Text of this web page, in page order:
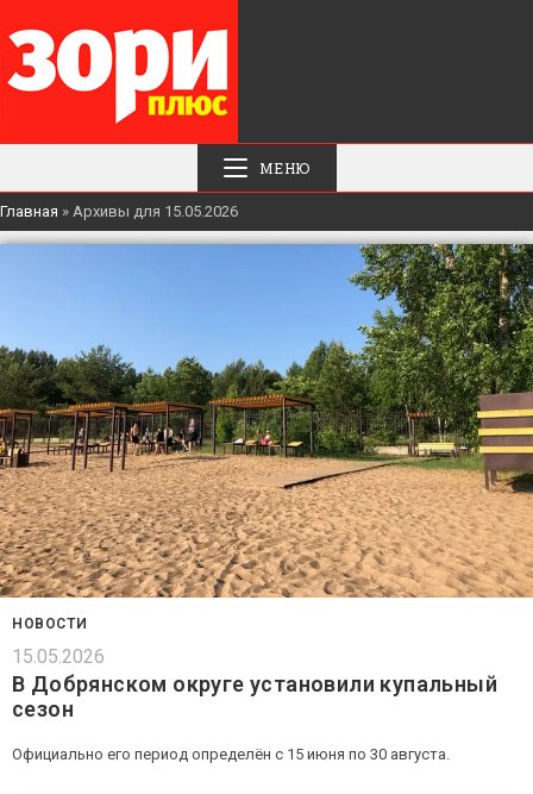
МЕНЮ
Главная » Архивы для 15.05.2026
НОВОСТИ
15.05.2026
В Добрянском округе установили купальный
сезон
Официально его период определён с 15 июня по 30 августа.